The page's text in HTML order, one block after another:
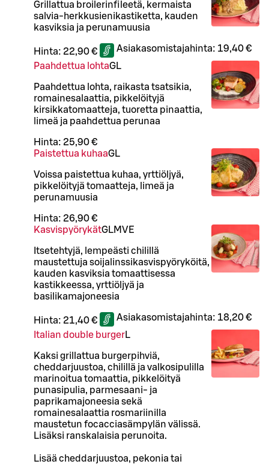
Grillattua broilerinfileetä, kermaista
salvia-herkkusienikastiketta, kauden
kasviksia ja perunamuusia
Hinta: 22,90 € Asiakasomistajahinta: 19,40 €
Paahdettua lohtaGL
Paahdettua lohta, raikasta tsatsikia,
romainesalaattia, pikkelöityjä
kirsikkatomaatteja, tuoretta pinaattia,
limeä ja paahdettua perunaa
Hinta: 25,90 €
Paistettua kuhaaGL
Voissa paistettua kuhaa, yrttiöljyä,
pikkelöityjä tomaatteja, limeä ja
perunamuusia
Hinta: 26,90 €
KasvispyörykätGLMVE
Itsetehtyjä, lempeästi chilillä
maustettuja soijalinssikasvispyöryköitä,
kauden kasviksia tomaattisessa
kastikkeessa, yrttiöljyä ja
basilikamajoneesia
Hinta: 21,40 € Asiakasomistajahinta: 18,20 €
Italian double burgerL
Kaksi grillattua burgerpihviä,
cheddarjuustoa, chilillä ja valkosipulilla
marinoitua tomaattia, pikkelöityä
punasipulia, parmesaani- ja
paprikamajoneesia sekä
romainesalaattia rosmariinilla
maustetun focacciasämpylän välissä.
Lisäksi ranskalaisia perunoita.
Lisää cheddarjuustoa, pekonia tai